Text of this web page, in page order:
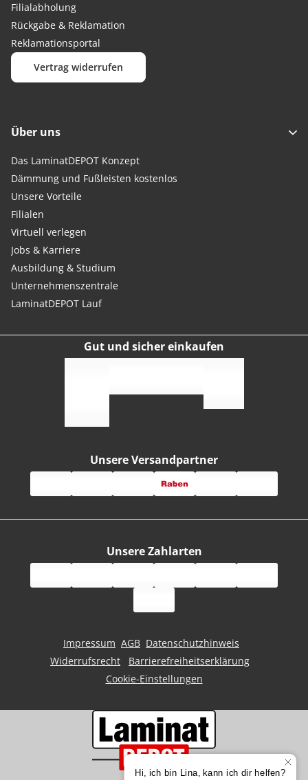
Filialabholung
Rückgabe & Reklamation
Reklamationsportal
Vertrag widerrufen
Über uns
Das LaminatDEPOT Konzept
Dämmung und Fußleisten kostenlos
Unsere Vorteile
Filialen
Virtuell verlegen
Jobs & Karriere
Ausbildung & Studium
Unternehmenszentrale
LaminatDEPOT Lauf
Gut und sicher einkaufen
Unsere Zahlarten
Unsere Versandpartner
Impressum AGB Datenschutzhinweis
Widerrufsrecht
Barrierefreiheitserklärung
Cookie-Einstellungen